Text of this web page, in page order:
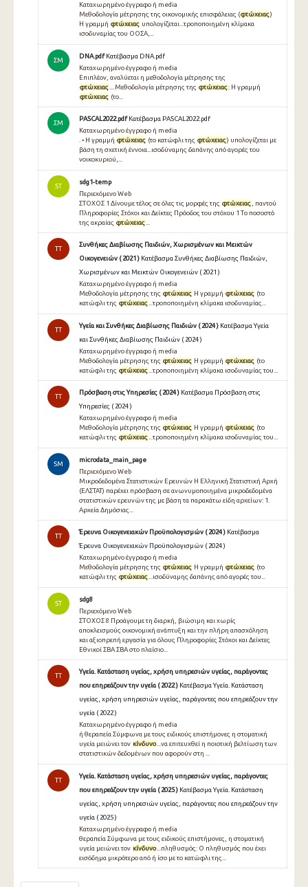
Καταχωρημένο έγγραφο ή media
Μεθοδολογία μέτρησης της οικονομικής επισφάλειας (φτώχειας)
Η γραμμή φτώχειας υπολογίζεται...τροποποιημένη κλίμακα
ισοδυναμίας του ΟΟΣΑ,...
ΣΜ
DNA.pdf Κατέβασμα DNA.pdf
Καταχωρημένο έγγραφο ή media
Επιπλέον, αναλύεται η μεθοδολογία μέτρησης της
φτώχειας ....Μεθοδολογία μέτρησης της φτώχειας: Η γραμμή
φτώχειας (το...
ΣΜ
PASCAL2022.pdf Κατέβασμα PASCAL2022.pdf
Καταχωρημένο έγγραφο ή media
. • Η γραμμή φτώχειας (το κατώφλι της φτώχειας) υπολογίζεται με
βάση τη σχετική έννοια...ισοδύναμης δαπάνης από αγορές του
νοικοκυριού,...
ST
sdg1-temp
Περιεχόμενο Web
ΣΤΟΧΟΣ 1 Δίνουμε τέλος σε όλες τις μορφές της φτώχειας , παντού
Πληροφορίες Στόχοι και Δείκτες Πρόοδος του στόχου 1 Τo ποσοστό
της ακραίας φτώχειας
TT
Συνθήκες Διαβίωσης Παιδιών, Χωρισμένων και Μεικτών
Οικογενειών ( 2021 ) Κατέβασμα Συνθήκες Διαβίωσης Παιδιών,
Χωρισμένων και Μεικτών Οικογενειών ( 2021 )
Καταχωρημένο έγγραφο ή media
Μεθοδολογία μέτρησης της φτώχειας Η γραμμή φτώχειας (το
κατώφλι της φτώχειας...τροποποιημένη κλίμακα ισοδυναμίας...
TT
Υγεία και Συνθήκες Διαβίωσης Παιδιών ( 2024 ) Κατέβασμα Υγεία
και Συνθήκες Διαβίωσης Παιδιών ( 2024 )
Καταχωρημένο έγγραφο ή media
Μεθοδολογία μέτρησης της φτώχειας Η γραμμή φτώχειας (το
κατώφλι της φτώχειας ...τροποποιημένη κλίμακα ισοδυναμίας του...
TT
Πρόσβαση στις Yπηρεσίες ( 2024 ) Κατέβασμα Πρόσβαση στις
Yπηρεσίες ( 2024 )
Καταχωρημένο έγγραφο ή media
Μεθοδολογία μέτρησης της φτώχειας Η γραμμή φτώχειας (το
κατώφλι της φτώχειας...τροποποιημένη κλίμακα ισοδυναμίας του...
SM
microdata_main_page
Περιεχόμενο Web
Μικροδεδομένα Στατιστικών Ερευνών Η Ελληνική Στατιστική Αρχή
(ΕΛΣΤΑΤ) παρέχει πρόσβαση σε ανωνυμοποιημένα μικροδεδομένα
στατιστικών ερευνών της με βάση τα παρακάτω είδη αρχείων: 1.
Αρχεία Δημόσιας...
TT
Έρευνα Οικογενειακών Προϋπολογισμών ( 2024 ) Κατέβασμα
Έρευνα Οικογενειακών Προϋπολογισμών ( 2024 )
Καταχωρημένο έγγραφο ή media
Μεθοδολογία μέτρησης της φτώχειας Η γραμμή φτώχειας (το
κατώφλι της φτώχειας...ισοδύναμης δαπάνης από αγορές του...
ST
sdg8
Περιεχόμενο Web
ΣΤΟΧΟΣ 8 Προάγουμε τη διαρκή, βιώσιμη και χωρίς
αποκλεισμούς οικονομική ανάπτυξη και την πλήρη απασχόληση
και αξιοπρεπή εργασία για όλους Πληροφορίες Στόχοι και Δείκτες
Εθνικοί ΣΒΑ ΣΒΑ στο πλαίσιο...
TT
Υγεία. Κατάσταση υγείας, χρήση υπηρεσιών υγείας, παράγοντες
που επηρεάζουν την υγεία ( 2022 ) Κατέβασμα Υγεία. Κατάσταση
υγείας, χρήση υπηρεσιών υγείας, παράγοντες που επηρεάζουν την
υγεία ( 2022 )
Καταχωρημένο έγγραφο ή media
ή θεραπεία Σύμφωνα με τους ειδικούς επιστήμονες η στοματική
υγεία μειώνει τον κίνδυνο...να επιτευχθεί η ποιοτική βελτίωση των
στατιστικών δεδομένων που αφορούν στη ...
TT
Υγεία. Κατάσταση υγείας, χρήση υπηρεσιών υγείας, παράγοντες
που επηρεάζουν την υγεία ( 2025 ) Κατέβασμα Υγεία. Κατάσταση
υγείας, χρήση υπηρεσιών υγείας, παράγοντες που επηρεάζουν την
υγεία ( 2025 )
Καταχωρημένο έγγραφο ή media
θεραπεία Σύμφωνα με τους ειδικούς επιστήμονες, η στοματική
υγεία μειώνει τον κίνδυνο...πληθυσμός: Ο πληθυσμός που έχει
εισόδημα μικρότερο από ή ίσο με το κατώφλι της...